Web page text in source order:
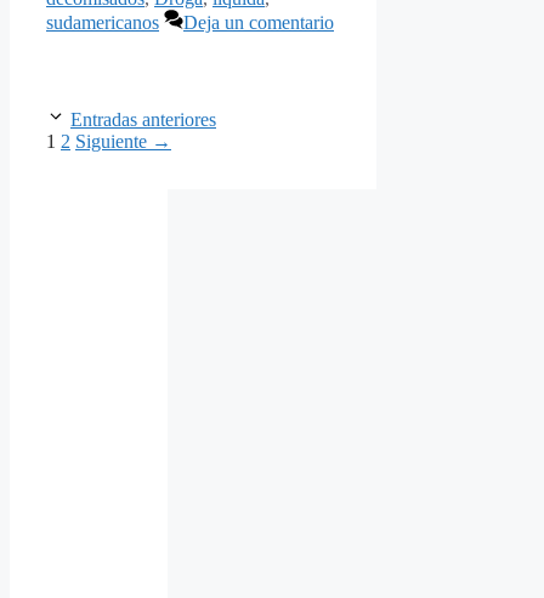
sudamericanos
Deja un comentario
Entradas anteriores
Página
1 Página
2 Siguiente →